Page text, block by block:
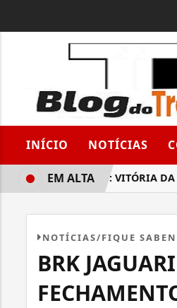
INÍCIO NOTÍCIAS
TUBOMILLS: VITÓRIA DA
EM ALTA
NOTÍCIAS/FIQUE
BRK